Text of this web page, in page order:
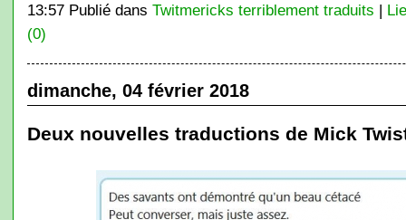
13:57 Publié dans Twitmericks terriblement traduits |
(0)
dimanche, 04 février 2018
Deux nouvelles traductions de Mick